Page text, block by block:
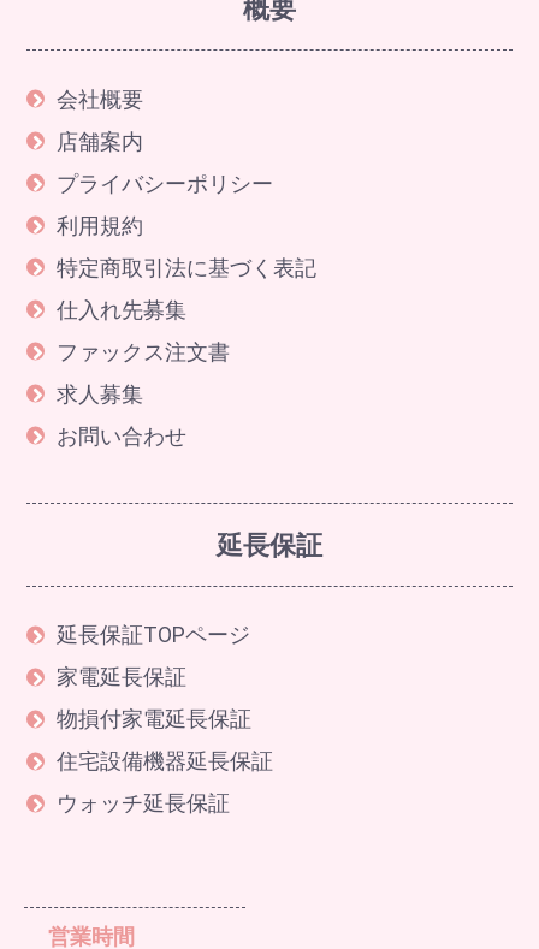
概要
会社概要
店舗案内
プライバシーポリシー
利用規約
特定商取引法に基づく表記
仕入れ先募集
ファックス注文書
求人募集
お問い合わせ
延長保証
延長保証TOPページ
家電延長保証
物損付家電延長保証
住宅設備機器延長保証
ウォッチ延長保証
営業時間